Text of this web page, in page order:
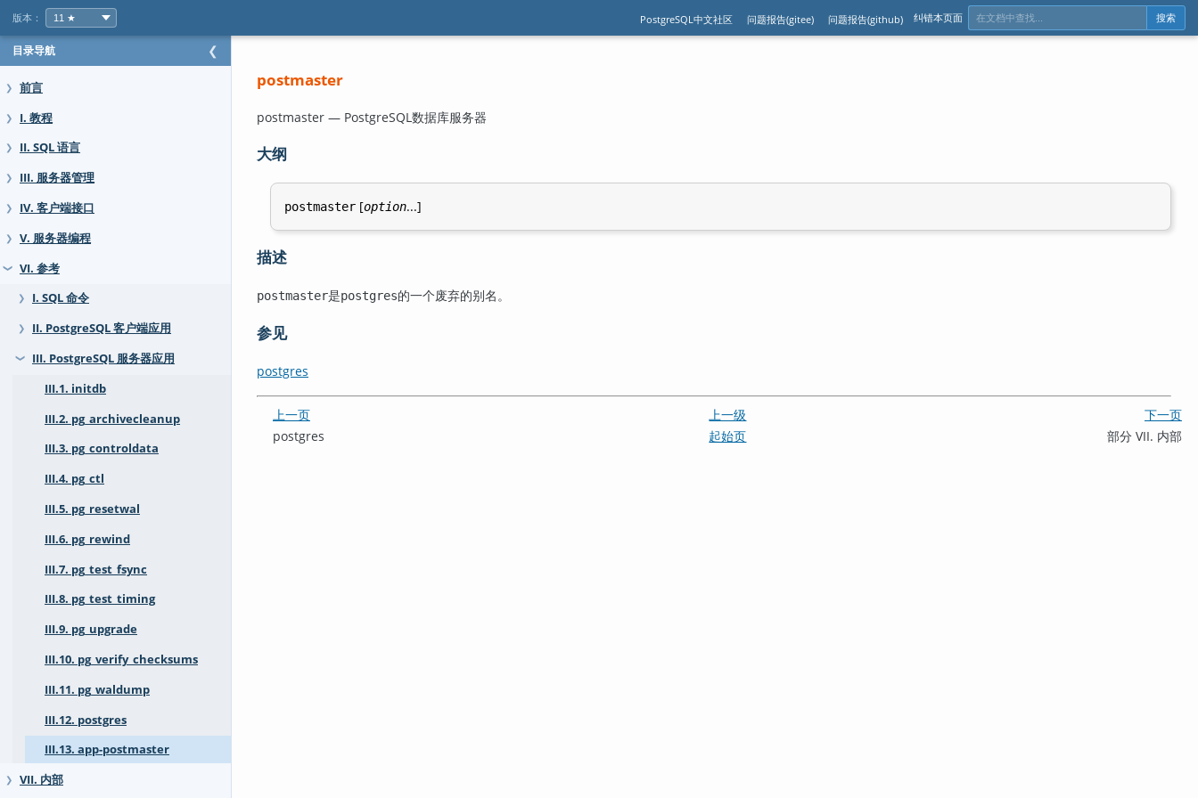
版本： PostgreSQL中文社区 问题报告(gitee) 问题报告(github) 纠错本页面 搜索
目录导航 ❮
❯ 前言
❯ I. 教程
❯ II. SQL 语言
❯ III. 服务器管理
❯ IV. 客户端接口
❯ V. 服务器编程
❯ VI. 参考
❯ I. SQL 命令
❯ II. PostgreSQL 客户端应用
❯
III. PostgreSQL 服务器应用
III.1. initdb
III.2. pg_archivecleanup
III.3. pg_controldata
III.4. pg_ctl
III.5. pg_resetwal
III.6. pg_rewind
III.7. pg_test_fsync
III.8. pg_test_timing
III.9. pg_upgrade
III.10. pg_verify_checksums
III.11. pg_waldump
III.12. postgres
III.13. app-postmaster
❯ VII. 内部
postmaster
postmaster — PostgreSQL数据库服务器
大纲
postmaster[option...]
描述
postmaster是postgres的一个废弃的别名。
参见
postgres
上一页 上一级
下一页
postgres
起始页 部分 VII. 内部